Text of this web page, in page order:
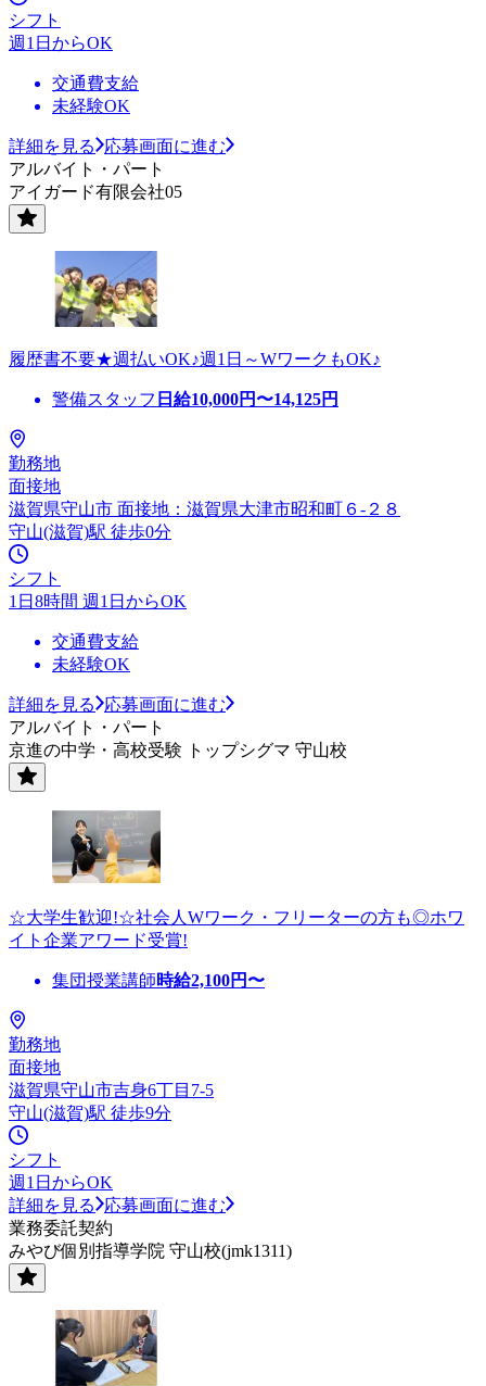
シフト
週1日からOK
交通費支給
未経験OK
詳細を見る
応募画面に進む
アルバイト・パート
アイガード有限会社05
履歴書不要★週払いOK♪週1日～WワークもOK♪
警備スタッフ 日給10,000円〜14,125円
勤務地
面接地
滋賀県守山市 面接地：滋賀県大津市昭和町６-２８
守山(滋賀)駅 徒歩0分
シフト
1日8時間 週1日からOK
交通費支給
未経験OK
詳細を見る
応募画面に進む
アルバイト・パート
京進の中学・高校受験 トップシグマ 守山校
☆大学生歓迎!☆社会人Wワーク・フリーターの方も◎ホワ
イト企業アワード受賞!
集団授業講師時給2,100円〜
勤務地
面接地
滋賀県守山市吉身6丁目7-5
守山(滋賀)駅 徒歩9分
シフト
週1日からOK
詳細を見る
応募画面に進む
業務委託契約
みやび個別指導学院 守山校(jmk1311)